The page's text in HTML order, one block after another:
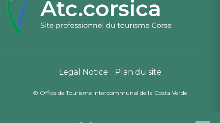
Legal Notice Plan du site
© Office de Tourisme Intercommunal de la Costa Verde